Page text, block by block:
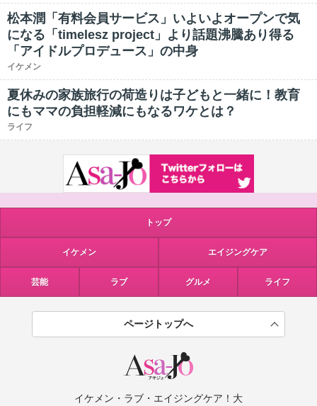
松本潤「有料会員サービス」いよいよオープンで気
になる「timelesz project」より話題沸騰あり得る
「アイドルプロデュース」の中身
イケメン
夏休みの家族旅行の荷造りは子どもと一緒に！教育
にもママの負担軽減にもなるワケとは？
ライフ
トップ
イケメン エイジングケア
芸能 ラブ グルメ ライフ
ページトップへ
イケメン・ラブ・エイジングケア！大